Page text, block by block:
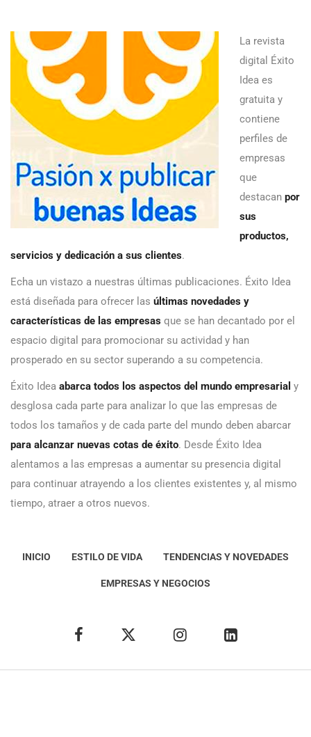
La revista
digital Éxito
Idea es
gratuita y
contiene
perfiles de
empresas
que
destacan por
sus
productos,
servicios y dedicación a sus clientes.
Echa un vistazo a nuestras últimas publicaciones. Éxito Idea
está diseñada para ofrecer las últimas novedades y
características de las empresas que se han decantado por el
espacio digital para promocionar su actividad y han
prosperado en su sector superando a su competencia.
Éxito Idea abarca todos los aspectos del mundo empresarial y
desglosa cada parte para analizar lo que las empresas de
todos los tamaños y de cada parte del mundo deben abarcar
para alcanzar nuevas cotas de éxito. Desde Éxito Idea
alentamos a las empresas a aumentar su presencia digital
para continuar atrayendo a los clientes existentes y, al mismo
tiempo, atraer a otros nuevos.
INICIO ESTILO DE VIDA TENDENCIAS Y NOVEDADES
EMPRESAS Y NEGOCIOS